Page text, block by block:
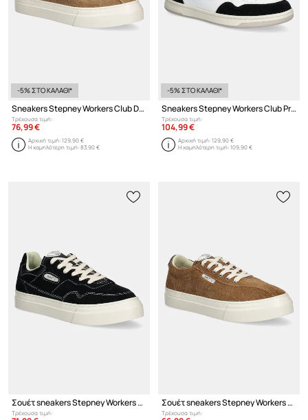
-5% ΣΤΟ ΚΑΛΑΘΙ*
Sneakers Stepney Workers Club Dellow S-Strike Cup Geo-Merged
Τρέχουσα τιμή:
76,99 €
Αρχική τιμή:129,90 €
Η χαμηλότερη τιμή:83,90 €
-5% ΣΤΟ ΚΑΛΑΘΙ*
Sneakers Stepney Workers Club Pro Cup 01 S-Strike Leather Suede
Τρέχουσα τιμή:
104,99 €
Αρχική τιμή:129,90 €
Η χαμηλότερη τιμή:109,90 €
Σουέτ sneakers Stepney Workers Club PEARL SUEDE
Τρέχουσα τιμή:
Σουέτ sneakers Stepney Workers Club DELLOW 02 CUP SUEDE
Τρέχουσα τιμή: